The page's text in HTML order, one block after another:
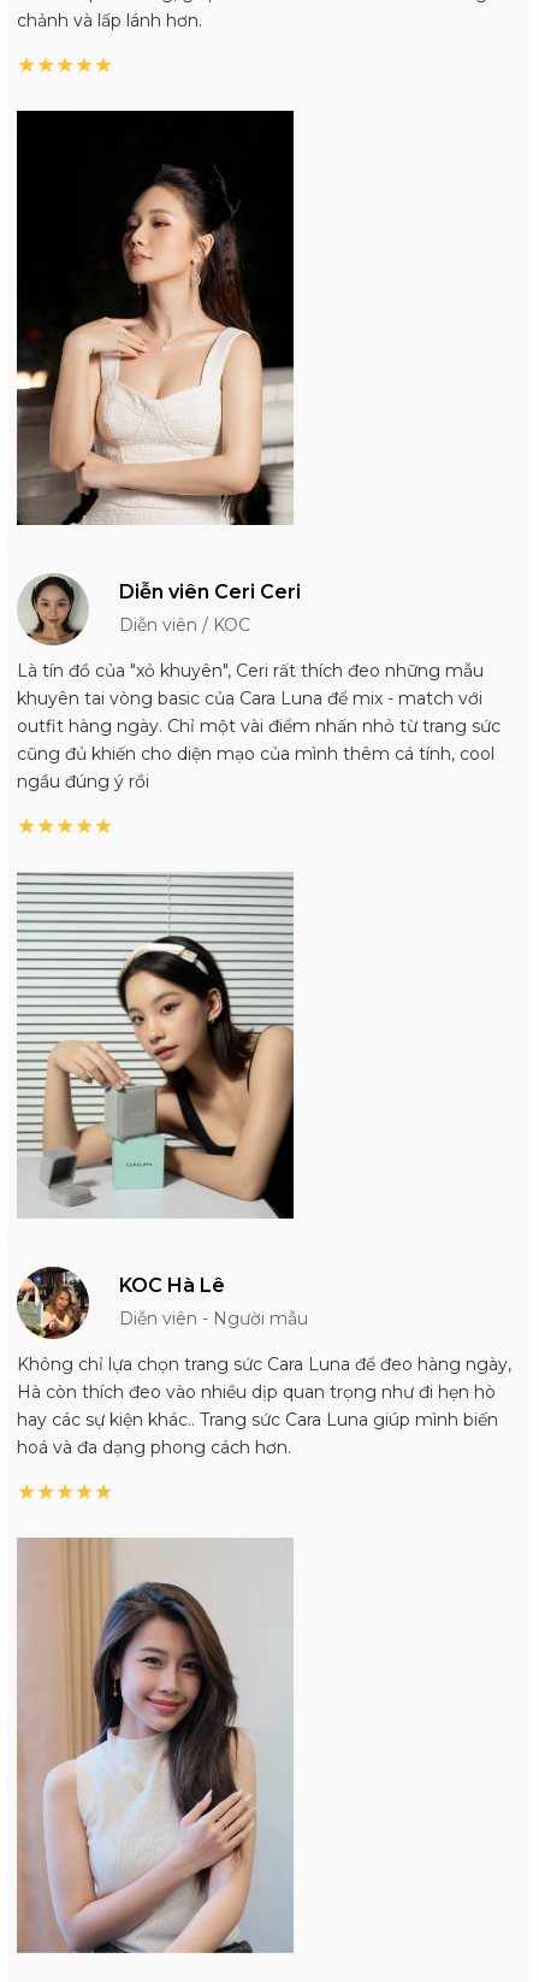
chảnh và lấp lánh hơn.
★★★★★
Diễn viên Ceri Ceri
Diễn viên / KOC
Là tín đồ của "xỏ khuyên", Ceri rất thích đeo những mẫu
khuyên tai vòng basic của Cara Luna để mix - match với
outfit hàng ngày. Chỉ một vài điểm nhấn nhỏ từ trang sức
cũng đủ khiến cho diện mạo của mình thêm cá tính, cool
ngầu đúng ý rồi
★★★★★
KOC Hà Lê
Diễn viên - Người mẫu
Không chỉ lựa chọn trang sức Cara Luna để đeo hàng ngày,
Hà còn thích đeo vào nhiều dịp quan trọng như đi hẹn hò
hay các sự kiện khác.. Trang sức Cara Luna giúp mình biến
hoá và đa dạng phong cách hơn.
★★★★★